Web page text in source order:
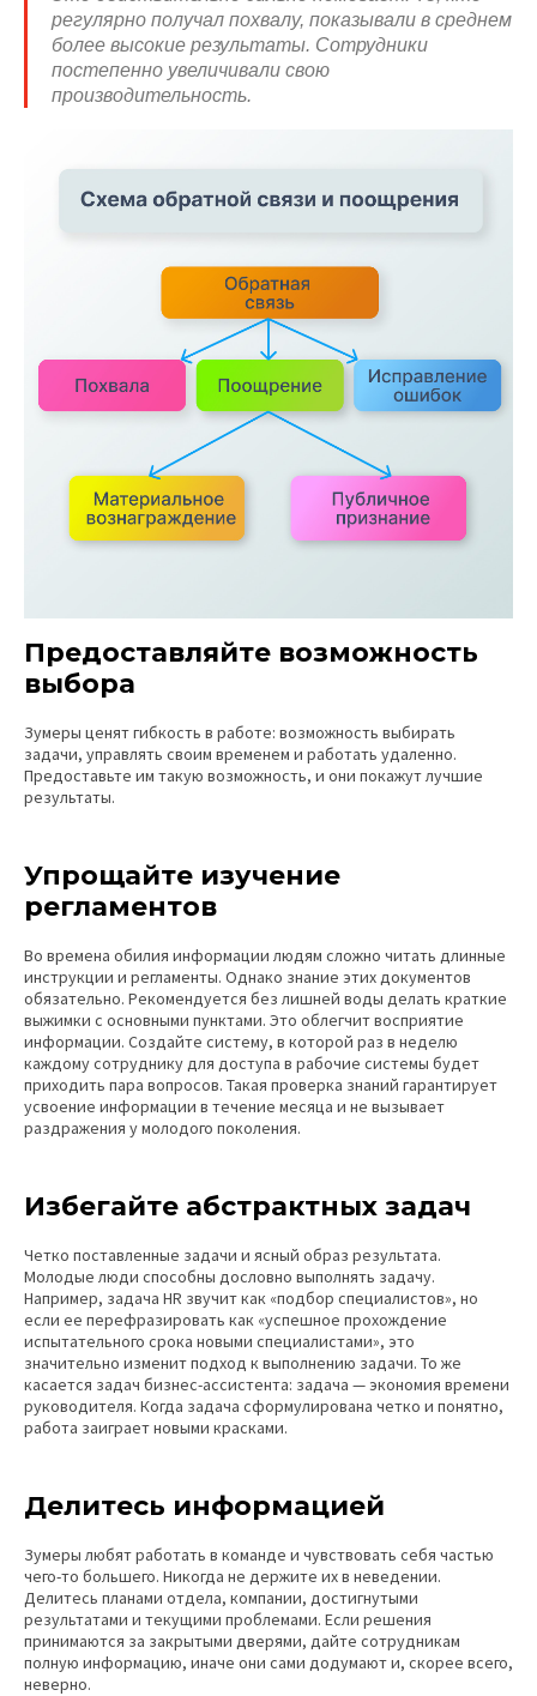
регулярно получал похвалу, показывали в среднем
более высокие результаты. Сотрудники
постепенно увеличивали свою
производительность.
Предоставляйте возможность
выбора
Зумеры ценят гибкость в работе: возможность выбирать
задачи, управлять своим временем и работать удаленно.
Предоставьте им такую возможность, и они покажут лучшие
результаты.
Упрощайте изучение
регламентов
Во времена обилия информации людям сложно читать длинные
инструкции и регламенты. Однако знание этих документов
обязательно. Рекомендуется без лишней воды делать краткие
выжимки с основными пунктами. Это облегчит восприятие
информации. Создайте систему, в которой раз в неделю
каждому сотруднику для доступа в рабочие системы будет
приходить пара вопросов. Такая проверка знаний гарантирует
усвоение информации в течение месяца и не вызывает
раздражения у молодого поколения.
Избегайте абстрактных задач
Четко поставленные задачи и ясный образ результата.
Молодые люди способны дословно выполнять задачу.
Например, задача HR звучит как «подбор специалистов», но
если ее перефразировать как «успешное прохождение
испытательного срока новыми специалистами», это
значительно изменит подход к выполнению задачи. То же
касается задач бизнес-ассистента: задача — экономия времени
руководителя. Когда задача сформулирована четко и понятно,
работа заиграет новыми красками.
Делитесь информацией
Зумеры любят работать в команде и чувствовать себя частью
чего-то большего. Никогда не держите их в неведении.
Делитесь планами отдела, компании, достигнутыми
результатами и текущими проблемами. Если решения
принимаются за закрытыми дверями, дайте сотрудникам
полную информацию, иначе они сами додумают и, скорее всего,
неверно.